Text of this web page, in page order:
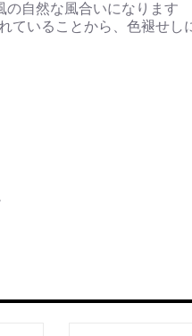
の自然な風合いになります
いることから、色褪せし